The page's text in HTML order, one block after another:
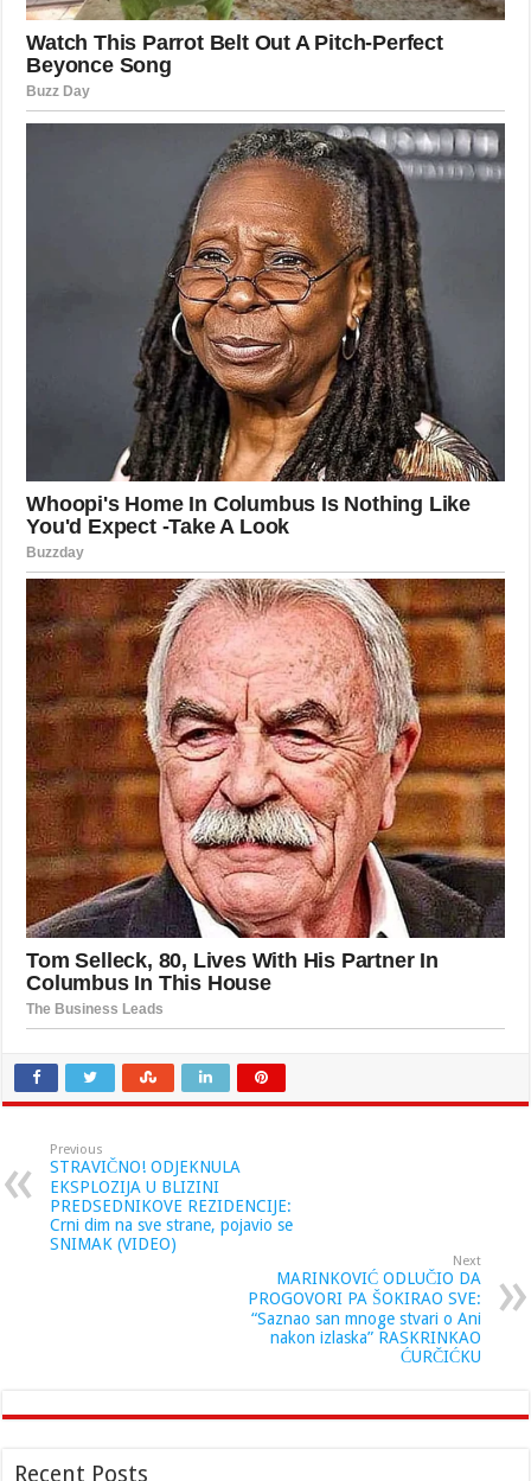
Previous
STRAVIČNO! ODJEKNULA
EKSPLOZIJA U BLIZINI
PREDSEDNIKOVE REZIDENCIJE:
Crni dim na sve strane, pojavio se
SNIMAK (VIDEO)
Next
MARINKOVIĆ ODLUČIO DA
PROGOVORI PA ŠOKIRAO SVE:
“Saznao san mnoge stvari o Ani
nakon izlaska” RASKRINKAO
ĆURČIĆKU
Recent Posts